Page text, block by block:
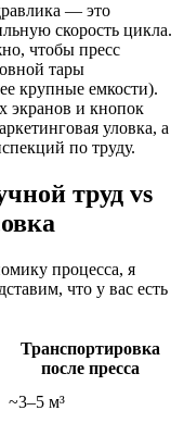
— это
скорость цикла.
чтобы пресс
тары
крупные емкости).
экранов и кнопок
уловка, а
по труду.
труд vs
процесса, я
что у вас есть
Транспортировка
после пресса
~3–5 м³